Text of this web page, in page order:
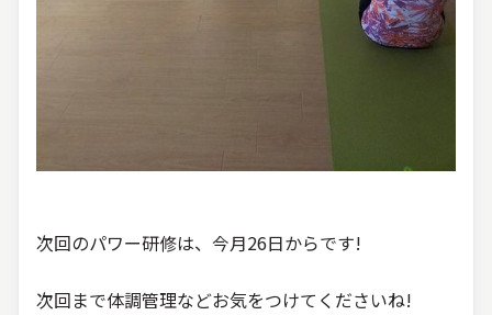
次回のパワー研修は、今月26日からです!
次回まで体調管理などお気をつけてくださいね!